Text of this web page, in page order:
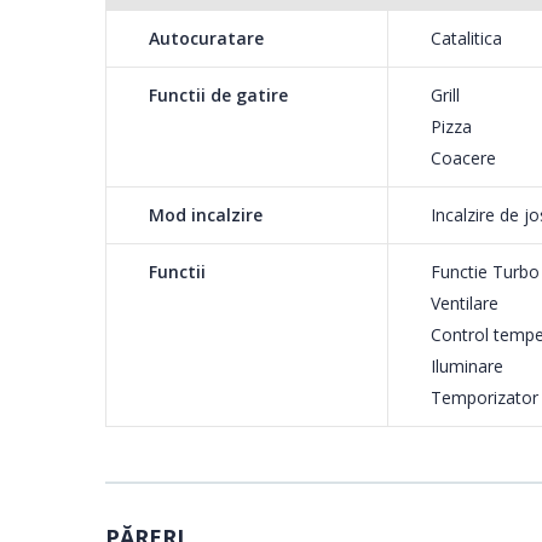
Autocuratare Catalitica
Functii de gatire
Grill
Pizza
Coacere
Mod incalzire Incalzire de
Functii
Functie Turbo
Ventilare
Control
Iluminare
Temporizator